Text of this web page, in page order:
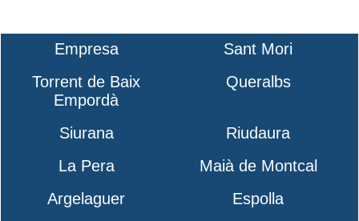
Empresa
Sant Mori
Torrent de Baix
Empordà
Queralbs
Siurana
Riudaura
La Pera
Maià de Montcal
Argelaguer
Espolla